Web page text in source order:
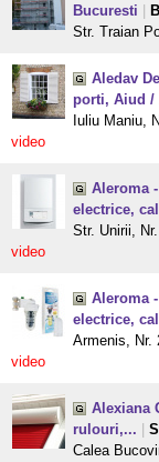
Bucuresti
Str. Traian
Aledav
porti, Aiud /
Iuliu Maniu,
video
Aleroma
electrice,
Str. Unirii,
video
Aleroma
electrice,
Armenis, Nr.
video
Alexiana
rulouri,...
Calea